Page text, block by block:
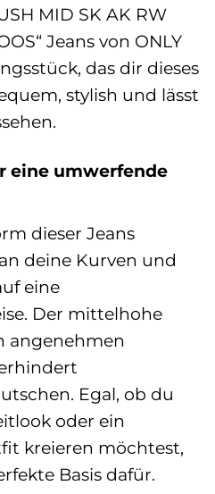
MID SK AK RW
Jeans von ONLY
das dir dieses
stylish und lässt
eine umwerfende
dieser Jeans
deine Kurven und
eine
Der mittelhohe
angenehmen
Egal, ob du
oder ein
kreieren möchtest,
Basis dafür.